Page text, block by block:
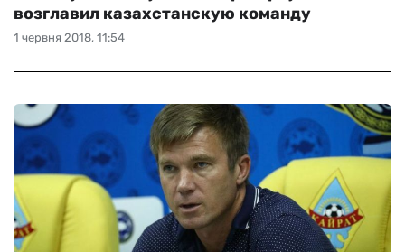
1 червня 2018, 11:54
возглавил казахстанскую команду